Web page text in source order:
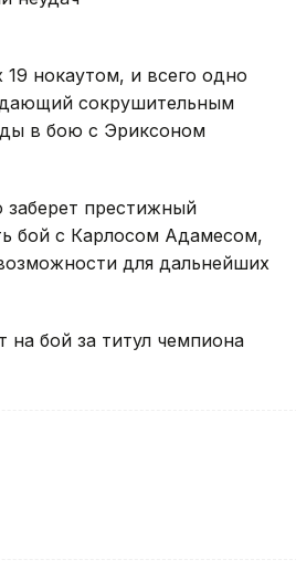
нокаутом, и всего одно
сокрушительным
в бою с Эриксоном
престижный
бой с Карлосом Адамесом,
для дальнейших
на бой за титул чемпиона